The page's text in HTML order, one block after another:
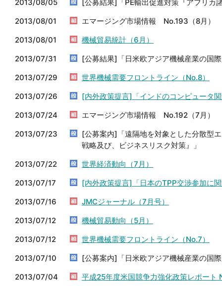
2013/08/05
[公募結果]「PE輸出促進対策『アフリカ
2013/08/01
エマージング市場情報 No.193（8月）
2013/08/01
機械貿易統計（6月）
2013/07/31
[公募結果]「日米欧アジア機械産業の国
2013/07/29
世界機械需要フロントライン（No.8）
2013/07/26
[内外政策提言]「インドのコンピュータ
2013/07/24
エマージング市場情報 No.192（7月）
2013/07/23
[公募案内]「遠隔地を対象とした分散型
戦略及び、ビジネスリスク対策』」
2013/07/22
世界経済動向（7月）
2013/07/17
[内外政策提言]「日本のTPP交渉参加に
2013/07/16
JMCジャーナル（7月号）
2013/07/12
機械貿易動向（5月）
2013/07/12
世界機械需要フロントライン（No.7）
2013/07/10
[公募案内]「日米欧アジア機械産業の国
2013/07/04
平成25年度米国競争力強化政策レポー